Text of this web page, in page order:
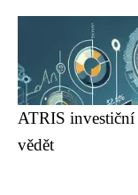
ATRIS investiční
vědět